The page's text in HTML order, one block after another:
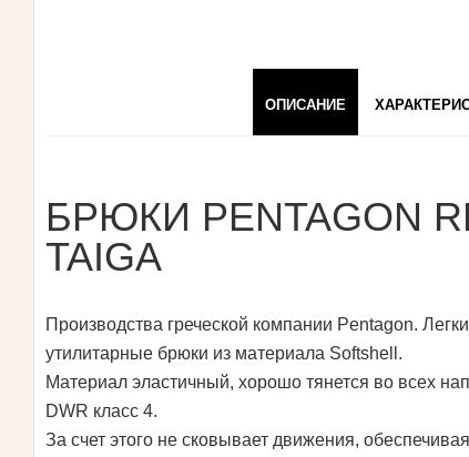
ОПИСАНИЕ
БРЮКИ PENTAGON
TAIGA
Производства греческой компании Pentagon.
утилитарные брюки из материала Softshell.
Материал эластичный, хорошо тянется во всех
DWR класс 4.
За счет этого не сковывает движения,